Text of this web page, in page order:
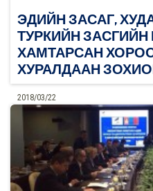
ЭДИЙН ЗАСАГ,
ТУРКИЙН
ХАМТАРСАН
ХУРАЛДААН
2018/03/22
Дэлгэрэнгүй